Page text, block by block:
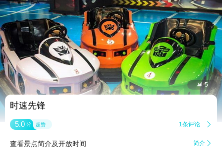
 5
时速先锋
5.0 分 超赞 1条评论 
查看景点简介及开放时间 简介 
